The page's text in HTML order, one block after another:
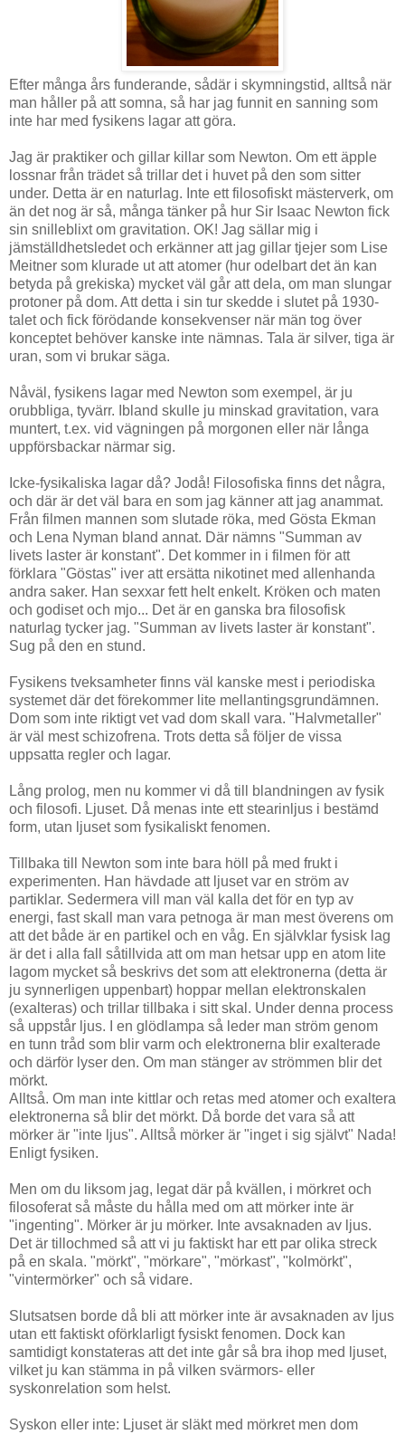
Efter många års funderande, sådär i skymningstid, alltså när
man håller på att somna, så har jag funnit en sanning som
inte har med fysikens lagar att göra.
Jag är praktiker och gillar killar som Newton. Om ett äpple
lossnar från trädet så trillar det i huvet på den som sitter
under. Detta är en naturlag. Inte ett filosofiskt mästerverk, om
än det nog är så, många tänker på hur Sir Isaac Newton fick
sin snilleblixt om gravitation. OK! Jag sällar mig i
jämställdhetsledet och erkänner att jag gillar tjejer som Lise
Meitner som klurade ut att atomer (hur odelbart det än kan
betyda på grekiska) mycket väl går att dela, om man slungar
protoner på dom. Att detta i sin tur skedde i slutet på 1930-
talet och fick förödande konsekvenser när män tog över
konceptet behöver kanske inte nämnas. Tala är silver, tiga är
uran, som vi brukar säga.
Nåväl, fysikens lagar med Newton som exempel, är ju
orubbliga, tyvärr. Ibland skulle ju minskad gravitation, vara
muntert, t.ex. vid vägningen på morgonen eller när långa
uppförsbackar närmar sig.
Icke-fysikaliska lagar då? Jodå! Filosofiska finns det några,
och där är det väl bara en som jag känner att jag anammat.
Från filmen mannen som slutade röka, med Gösta Ekman
och Lena Nyman bland annat. Där nämns "Summan av
livets laster är konstant". Det kommer in i filmen för att
förklara "Göstas" iver att ersätta nikotinet med allenhanda
andra saker. Han sexxar fett helt enkelt. Kröken och maten
och godiset och mjo... Det är en ganska bra filosofisk
naturlag tycker jag. "Summan av livets laster är konstant".
Sug på den en stund.
Fysikens tveksamheter finns väl kanske mest i periodiska
systemet där det förekommer lite mellantingsgrundämnen.
Dom som inte riktigt vet vad dom skall vara. "Halvmetaller"
är väl mest schizofrena. Trots detta så följer de vissa
uppsatta regler och lagar.
Lång prolog, men nu kommer vi då till blandningen av fysik
och filosofi. Ljuset. Då menas inte ett stearinljus i bestämd
form, utan ljuset som fysikaliskt fenomen.
Tillbaka till Newton som inte bara höll på med frukt i
experimenten. Han hävdade att ljuset var en ström av
partiklar. Sedermera vill man väl kalla det för en typ av
energi, fast skall man vara petnoga är man mest överens om
att det både är en partikel och en våg. En självklar fysisk lag
är det i alla fall såtillvida att om man hetsar upp en atom lite
lagom mycket så beskrivs det som att elektronerna (detta är
ju synnerligen uppenbart) hoppar mellan elektronskalen
(exalteras) och trillar tillbaka i sitt skal. Under denna process
så uppstår ljus. I en glödlampa så leder man ström genom
en tunn tråd som blir varm och elektronerna blir exalterade
och därför lyser den. Om man stänger av strömmen blir det
mörkt.
Alltså. Om man inte kittlar och retas med atomer och exaltera
elektronerna så blir det mörkt. Då borde det vara så att
mörker är "inte ljus". Alltså mörker är "inget i sig självt" Nada!
Enligt fysiken.
Men om du liksom jag, legat där på kvällen, i mörkret och
filosoferat så måste du hålla med om att mörker inte är
"ingenting". Mörker är ju mörker. Inte avsaknaden av ljus.
Det är tillochmed så att vi ju faktiskt har ett par olika streck
på en skala. "mörkt", "mörkare", "mörkast", "kolmörkt",
"vintermörker" och så vidare.
Slutsatsen borde då bli att mörker inte är avsaknaden av ljus
utan ett faktiskt oförklarligt fysiskt fenomen. Dock kan
samtidigt konstateras att det inte går så bra ihop med ljuset,
vilket ju kan stämma in på vilken svärmors- eller
syskonrelation som helst.
Syskon eller inte: Ljuset är släkt med mörkret men dom